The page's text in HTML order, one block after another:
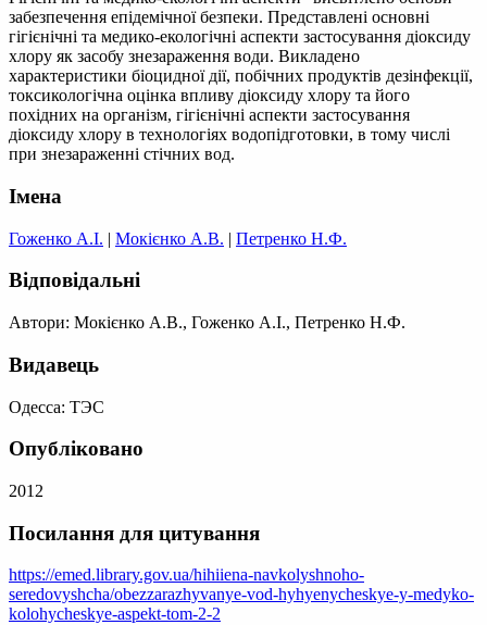
забезпечення епідемічної безпеки. Представлені основні
гігієнічні та медико-екологічні аспекти застосування діоксиду
хлору як засобу знезараження води. Викладено
характеристики біоцидної дії, побічних продуктів дезінфекції,
токсикологічна оцінка впливу діоксиду хлору та його
похідних на організм, гігієнічні аспекти застосування
діоксиду хлору в технологіях водопідготовки, в тому числі
при знезараженні стічних вод.
Імена
Гоженко А.І. | Мокієнко А.В. | Петренко Н.Ф.
Відповідальні
Автори: Мокієнко А.В., Гоженко А.І., Петренко Н.Ф.
Видавець
Одесса: ТЭС
Опубліковано
2012
Посилання для цитування
https://emed.library.gov.ua/hihiiena-navkolyshnoho-
seredovyshcha/obezzarazhyvanye-vod-hyhyenycheskye-y-medyko-
kolohycheskye-aspekt-tom-2-2